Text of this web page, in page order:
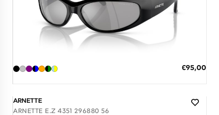
Ειδική
€95,00
Διαθέσιμο
ARNETTE
ARNETTE E.Z 4351 296880 56